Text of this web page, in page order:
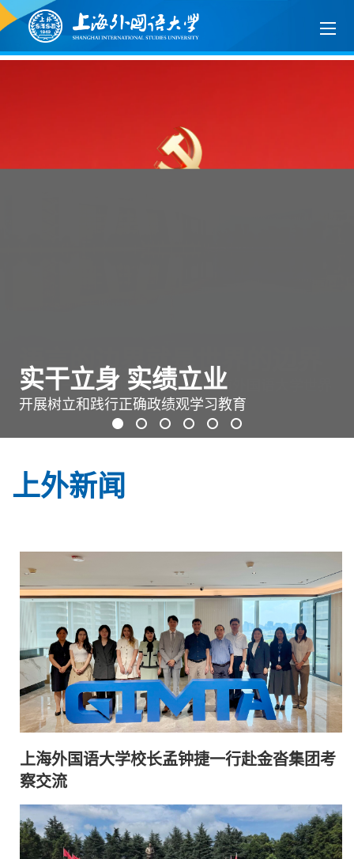
实干立身 实绩立业
开展树立和践行正确政绩观学习教育
西索 · 开卷 等你来“阅”
全民阅读活动周
学法明智 守法修身
法治文化宣传月
骐骥驰新 奋楫笃行
SISU ❤ 2026
凝聚共识 强化担当
学习贯彻党的二十届四中全会精神
语言的边界就是世界的边界
中国第一座世界语言博物馆：上海外国语大学世界
语言博物馆
上外新闻
上海外国语大学校长孟钟捷一行赴金沓集团考
察交流